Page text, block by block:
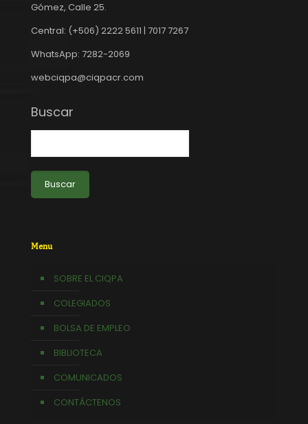
Gómez, Calle 25.
Central: (+506) 2222 5611 | 7017 7267
WhatsApp: 7282-2069
webciqpa@ciqpacr.com
Buscar
Buscar
Menu
SOBRE EL CIQPA
COLEGIADOS
BOLSA DE EMPLEO
BIBLIOTECA
COMUNICADOS
CONTÁCTENOS